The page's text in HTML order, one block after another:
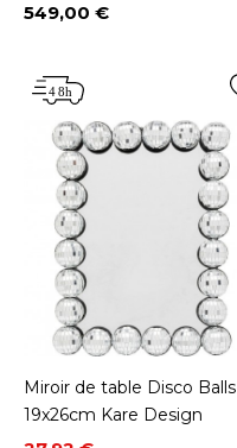
Prix
549,00 €
Miroir de table Disco Balls
19x26cm Kare Design